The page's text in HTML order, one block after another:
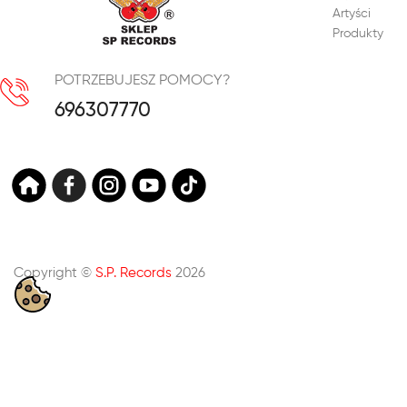
POTRZEBUJESZ POMOCY?
696307770
Artyści
Produkty
Copyright © S.P. Records 2026